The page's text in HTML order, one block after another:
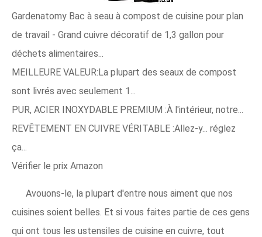
Gardenatomy Bac à seau à compost de cuisine pour plan
de travail - Grand cuivre décoratif de 1,3 gallon pour
déchets alimentaires...
MEILLEURE VALEUR:La plupart des seaux de compost
sont livrés avec seulement 1...
PUR, ACIER INOXYDABLE PREMIUM :À l'intérieur, notre...
REVÊTEMENT EN CUIVRE VÉRITABLE :Allez-y... réglez
ça...
Vérifier le prix Amazon
Avouons-le, la plupart d'entre nous aiment que nos
cuisines soient belles. Et si vous faites partie de ces gens
qui ont tous les ustensiles de cuisine en cuivre, tout